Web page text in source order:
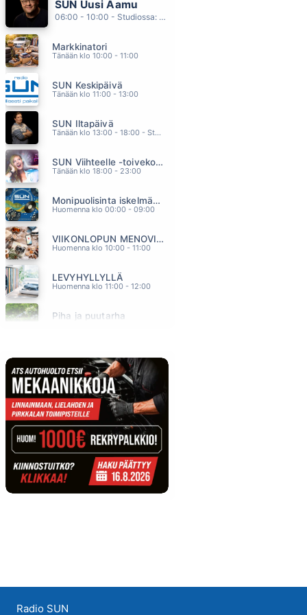
RAKKAUDEN RIKOLLINEN
BABE
KAIKKI MIHIN OOT TOTTUNUT
HILJAA HUOKAA YO
SUN Uusi Aamu
06:00 - 10:00 - Studiossa: Kimmo Hoivassilta
Markkinatori
Tänään klo 10:00 - 11:00
SUN Keskipäivä
Tänään klo 11:00 - 13:00
SUN Iltapäivä
Tänään klo 13:00 - 18:00 - Studiossa: Kaisu Lämsä
SUN Viihteelle -toivekonsertti
Tänään klo 18:00 - 23:00
Monipuolisinta iskelmää ja parasta poppia
Huomenna klo 00:00 - 09:00
VIIKONLOPUN MENOVINKIT
Huomenna klo 10:00 - 11:00
LEVYHYLLYLLÄ
Huomenna klo 11:00 - 12:00
Piha ja puutarha
Radio SUN